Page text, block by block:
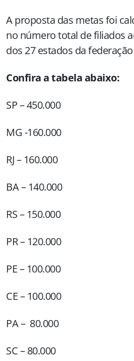
A proposta das metas foi
no número total de filiados
dos 27 estados da federação
Confira a tabela abaixo:
SP – 450.000
MG -160.000
RJ – 160.000
BA – 140.000
RS – 150.000
PR – 120.000
PE – 100.000
CE – 100.000
PA – 80.000
SC – 80.000